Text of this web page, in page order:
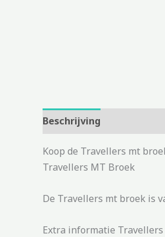
Beschrijving
Koop de Travellers mt
Travellers MT Broek
De Travellers mt broek is
Extra informatie